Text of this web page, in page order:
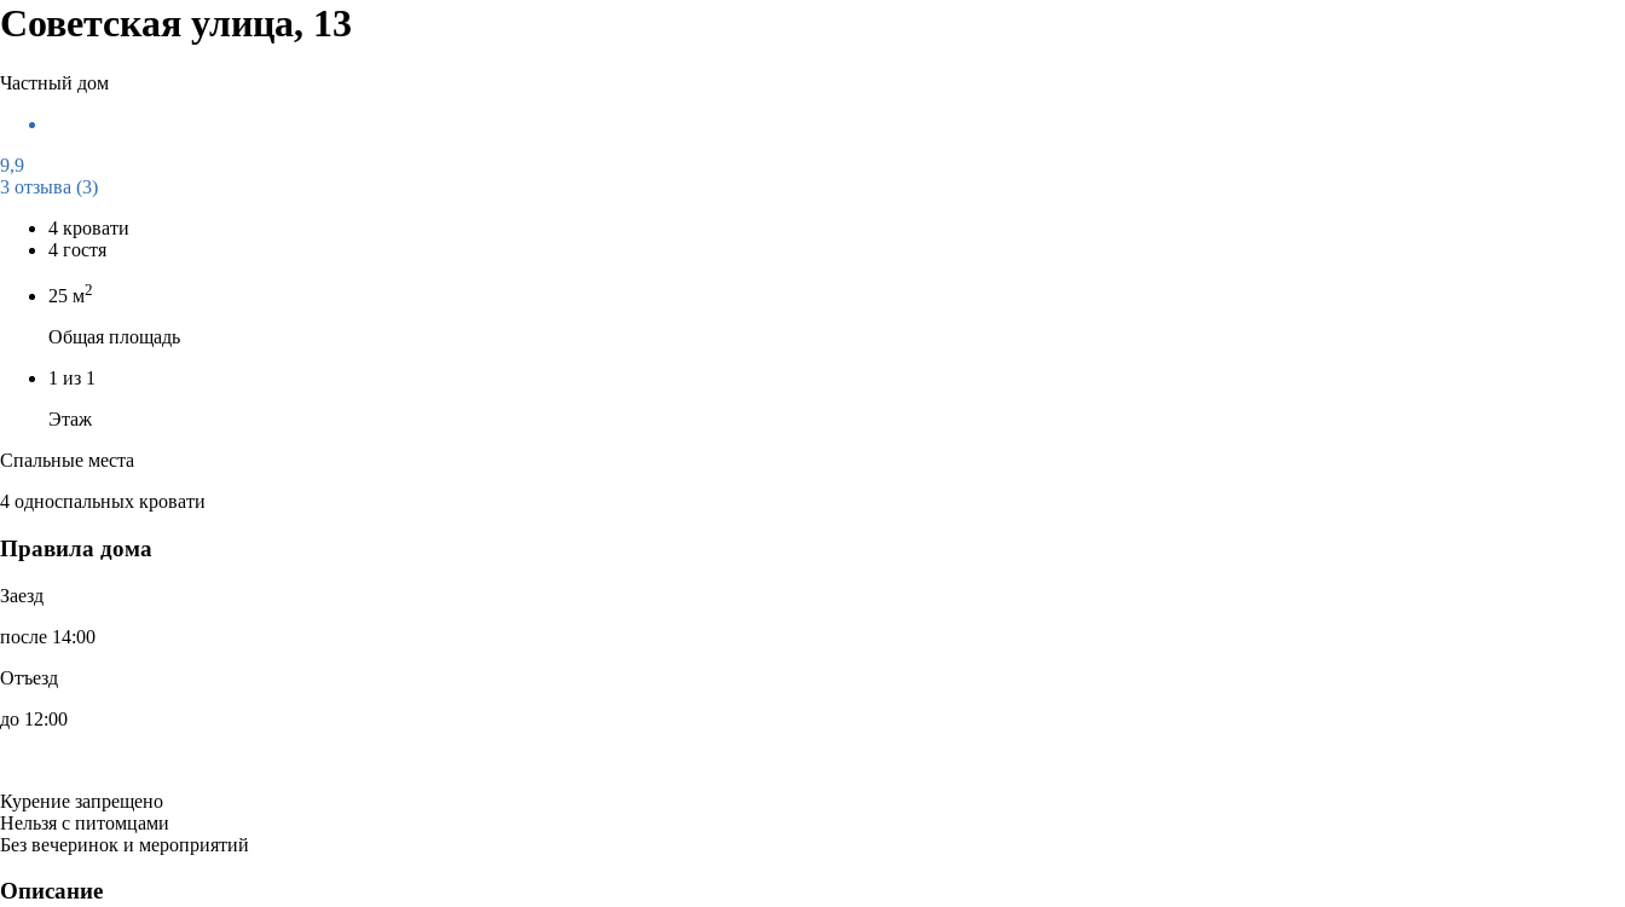
Советская улица, 13
Частный дом
9,9
3 отзыва (3)
4 кровати
4 гостя
25 м2
Общая площадь
1 из 1
Этаж
Спальные места
4 односпальных кровати
Правила дома
Заезд
после 14:00
Отъезд
до 12:00
Курение запрещено
Нельзя с питомцами
Без вечеринок и мероприятий
Описание